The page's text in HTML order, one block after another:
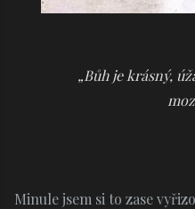
„Bůh je krásný,
Minule jsem si to zase